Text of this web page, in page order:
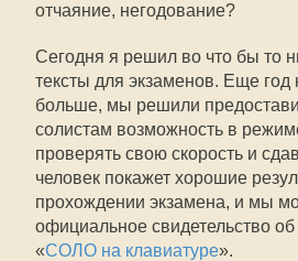
отчаяние, негодование?
Сегодня я решил во что бы то
тексты для экзаменов. Еще год
больше, мы решили
солистам возможность в
проверять свою скорость и
человек покажет хорошие
прохождении экзамена, и мы
официальное свидетельство об
«СОЛО на клавиатуре».